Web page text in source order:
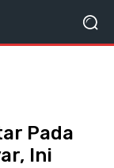
Pada
Ini